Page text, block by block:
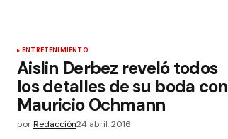
ENTRETENIMIENTO
Aislin Derbez reveló todos
los detalles de su boda con
Mauricio Ochmann
porRedacción24 abril, 2016